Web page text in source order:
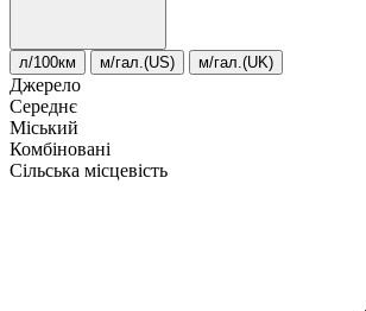
л/100км м/гал.(US) м/гал.(UK)
Джерело
Середнє
Міський
Комбіновані
Сільська місцевість